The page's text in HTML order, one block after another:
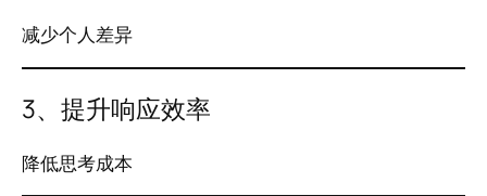
减少个人差异
3、提升响应效率
降低思考成本